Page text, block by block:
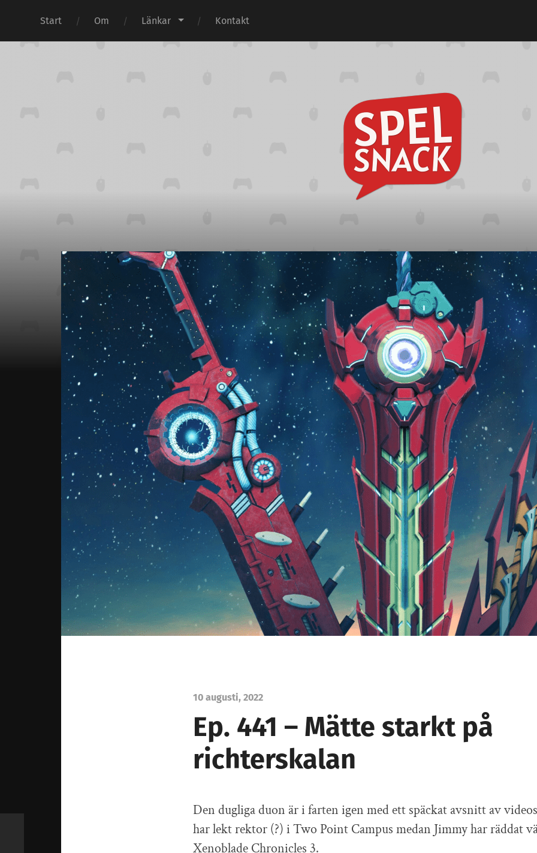
Start Om Länkar Kontakt
10 augusti, 2022
Ep. 441 – Mätte starkt på
richterskalan
Den dugliga duon är i farten igen med ett späckat avsnitt av
har lekt rektor (?) i Two Point Campus medan Jimmy har räddat
Xenoblade Chronicles 3.